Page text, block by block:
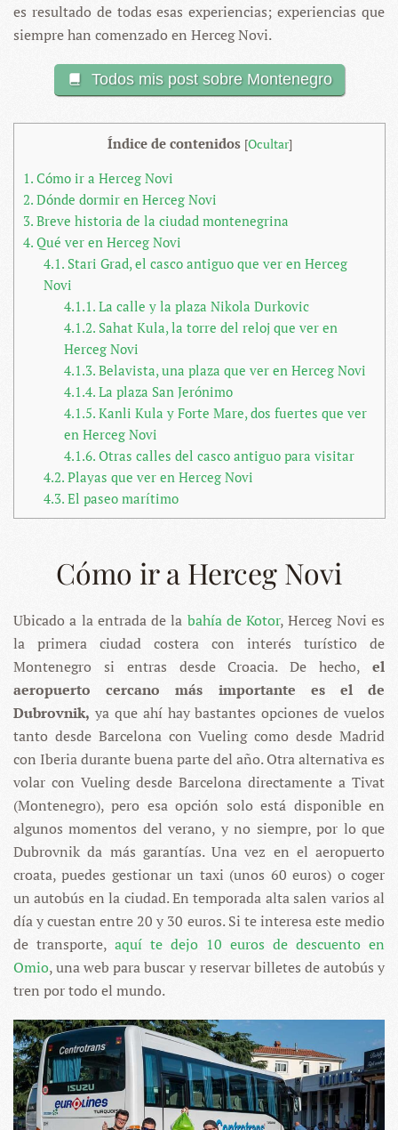
es resultado de todas esas experiencias; experiencias que
siempre han comenzado en Herceg Novi.
Todos mis post sobre Montenegro
Índice de contenidos [Ocultar]
1. Cómo ir a Herceg Novi
2. Dónde dormir en Herceg Novi
3. Breve historia de la ciudad montenegrina
4. Qué ver en Herceg Novi
4.1.Stari Grad, el casco antiguo que ver en Herceg
Novi
4.1.1.La calle y la plaza Nikola Durkovic
4.1.2.Sahat Kula, la torre del reloj que ver en
Herceg Novi
4.1.3.Belavista, una plaza que ver en Herceg Novi
4.1.4.La plaza San Jerónimo
4.1.5.Kanli Kula y Forte Mare, dos fuertes que ver
en Herceg Novi
4.1.6.Otras calles del casco antiguo para visitar
4.2.Playas que ver en Herceg Novi
4.3.El paseo marítimo
Cómo ir a Herceg Novi
Ubicado a la entrada de la bahía de Kotor, Herceg Novi es
la primera ciudad costera con interés turístico de
Montenegro si entras desde Croacia. De hecho, el
aeropuerto cercano más importante es el de
Dubrovnik, ya que ahí hay bastantes opciones de vuelos
tanto desde Barcelona con Vueling como desde Madrid
con Iberia durante buena parte del año. Otra alternativa es
volar con Vueling desde Barcelona directamente a Tivat
(Montenegro), pero esa opción solo está disponible en
algunos momentos del verano, y no siempre, por lo que
Dubrovnik da más garantías. Una vez en el aeropuerto
croata, puedes gestionar un taxi (unos 60 euros) o coger
un autobús en la ciudad. En temporada alta salen varios al
día y cuestan entre 20 y 30 euros. Si te interesa este medio
de transporte, aquí te dejo 10 euros de descuento en
Omio, una web para buscar y reservar billetes de autobús y
tren por todo el mundo.